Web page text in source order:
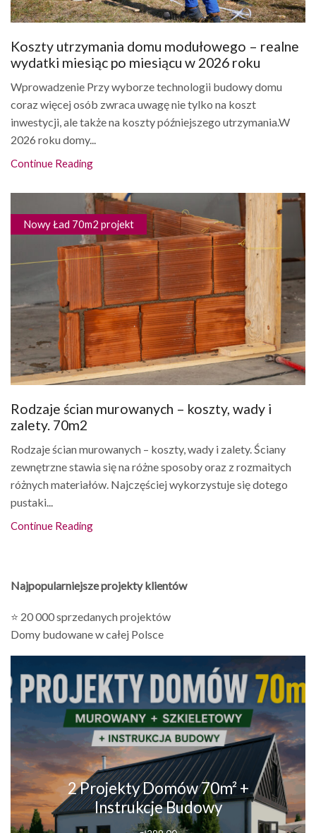
Koszty utrzymania domu modułowego – realne
wydatki miesiąc po miesiącu w 2026 roku
Wprowadzenie Przy wyborze technologii budowy domu
coraz więcej osób zwraca uwagę nie tylko na koszt
inwestycji, ale także na koszty późniejszego utrzymania.W
2026 roku domy...
Continue Reading
Nowy Ład 70m2 projekt
Rodzaje ścian murowanych – koszty, wady i
zalety. 70m2
Rodzaje ścian murowanych – koszty, wady i zalety. Ściany
zewnętrzne stawia się na różne sposoby oraz z rozmaitych
różnych materiałów. Najczęściej wykorzystuje się dotego
pustaki...
Continue Reading
Najpopularniejsze projekty klientów
⭐ 20 000 sprzedanych projektów
Domy budowane w całej Polsce
2 Projekty Domów 70m² +
Instrukcje Budowy